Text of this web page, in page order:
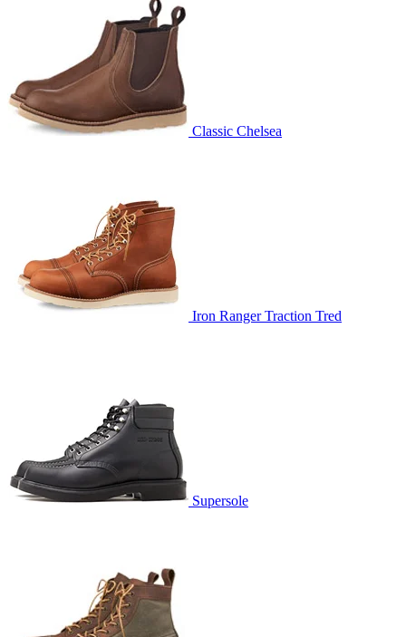
Classic Chelsea
Iron Ranger Traction Tred
Supersole